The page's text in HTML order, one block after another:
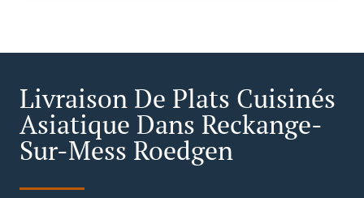
Livraison De Plats Cuisinés
Asiatique Dans Reckange-
Sur-Mess Roedgen